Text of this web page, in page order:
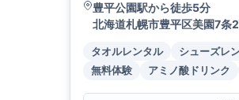
豊平公園駅から徒歩5分
北海道札幌市豊平区美園7条
タオルレンタル シューズレ
無料体験
アミノ酸ドリンク